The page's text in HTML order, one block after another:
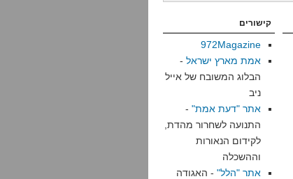
קישורים
972Magazine
אמת מארץ ישראל -
הבלוג המשובח של אייל
ניב
אתר "דעת אמת" -
התנועה לשחרור מהדת,
לקידום הנאורות
וההשכלה
אתר "הלל" - האגודה